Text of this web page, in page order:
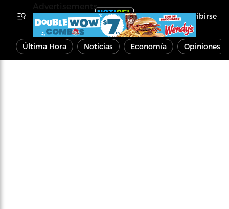
Inscribirse
Última Hora Noticias Economía Opiniones
Advertisements